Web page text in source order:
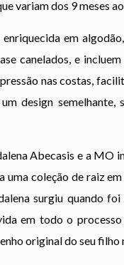
variam dos 9 meses
em
canelados, e
nas costas,
design
Abecasis e a MO
uma coleção de raiz
surgiu quando
em todo o
original do seu filho